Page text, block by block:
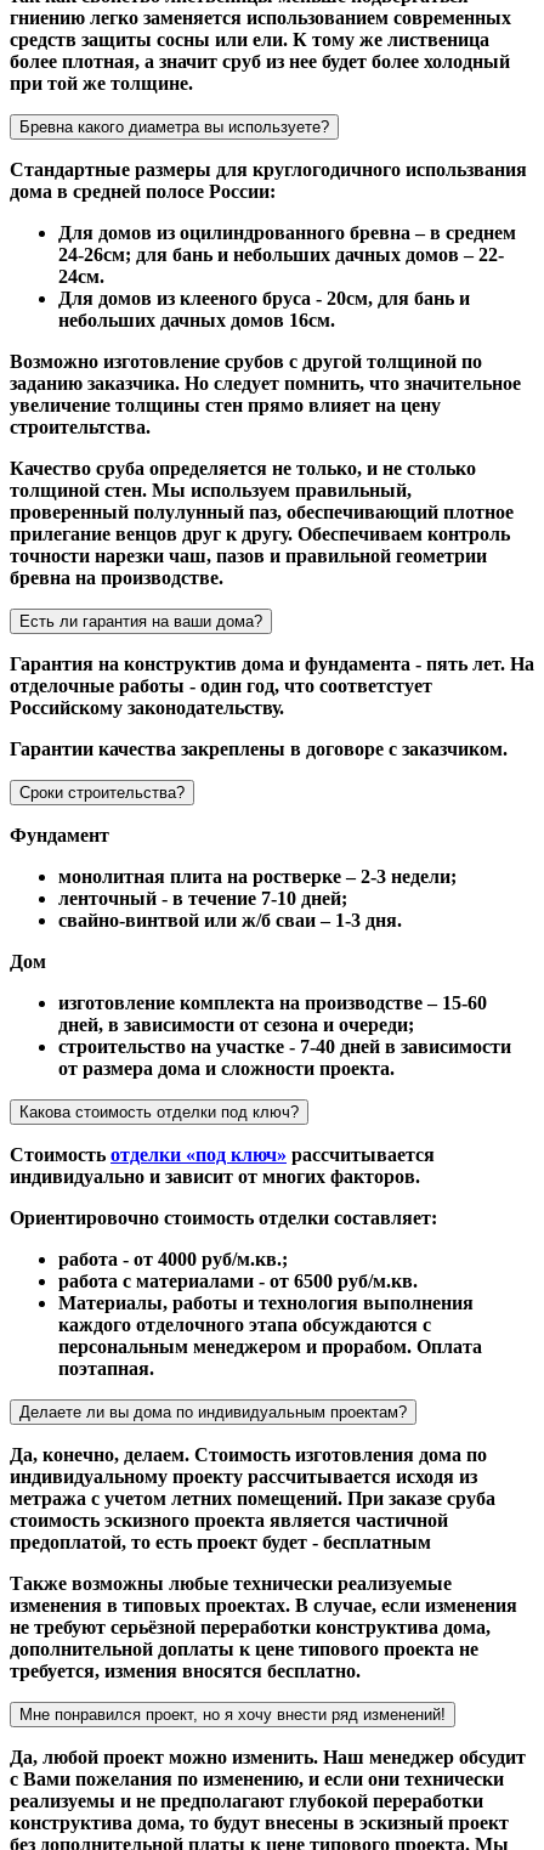
гниению легко заменяется использованием современных
средств защиты сосны или ели. К тому же лиственица
более плотная, а значит сруб из нее будет более холодный
при той же толщине.
Бревна какого диаметра вы используете?
Стандартные размеры для круглогодичного использвания
дома в средней полосе России:
Для домов из оцилиндрованного бревна – в среднем
24-26см; для бань и небольших дачных домов – 22-
24см.
Для домов из клееного бруса - 20см, для бань и
небольших дачных домов 16см.
Возможно изготовление срубов с другой толщиной по
заданию заказчика. Но следует помнить, что значительное
увеличение толщины стен прямо влияет на цену
строительтства.
Качество сруба определяется не только, и не столько
толщиной стен. Мы используем правильный,
проверенный полулунный паз, обеспечивающий плотное
прилегание венцов друг к другу. Обеспечиваем контроль
точности нарезки чаш, пазов и правильной геометрии
бревна на производстве.
Есть ли гарантия на ваши дома?
Гарантия на конструктив дома и фундамента - пять лет. На
отделочные работы - один год, что соответстует
Российскому законодательству.
Гарантии качества закреплены в договоре с заказчиком.
Сроки строительства?
Фундамент
монолитная плита на ростверке – 2-3 недели;
ленточный - в течение 7-10 дней;
свайно-винтвой или ж/б сваи – 1-3 дня.
Дом
изготовление комплекта на производстве – 15-60
дней, в зависимости от сезона и очереди;
строительство на участке - 7-40 дней в зависимости
от размера дома и сложности проекта.
Какова стоимость отделки под ключ?
Стоимость отделки «под ключ» рассчитывается
индивидуально и зависит от многих факторов.
Ориентировочно стоимость отделки составляет:
работа - от 4000 руб/м.кв.;
работа с материалами - от 6500 руб/м.кв.
Материалы, работы и технология выполнения
каждого отделочного этапа обсуждаются с
персональным менеджером и прорабом. Оплата
поэтапная.
Делаете ли вы дома по индивидуальным проектам?
Да, конечно, делаем. Стоимость изготовления дома по
индивидуальному проекту рассчитывается исходя из
метража с учетом летних помещений. При заказе сруба
стоимость эскизного проекта является частичной
предоплатой, то есть проект будет - бесплатным
Также возможны любые технически реализуемые
изменения в типовых проектах. В случае, если изменения
не требуют серьёзной переработки конструктива дома,
дополнительной доплаты к цене типового проекта не
требуется, измения вносятся бесплатно.
Мне понравился проект, но я хочу внести ряд изменений!
Да, любой проект можно изменить. Наш менеджер обсудит
с Вами пожелания по изменению, и если они технически
реализуемы и не предполагают глубокой переработки
конструктива дома, то будут внесены в эскизный проект
без дополнительной платы к цене типового проекта. Мы